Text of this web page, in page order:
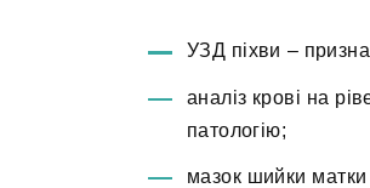
УЗД піхви –
аналіз крові на
патологію;
мазок шийки матки